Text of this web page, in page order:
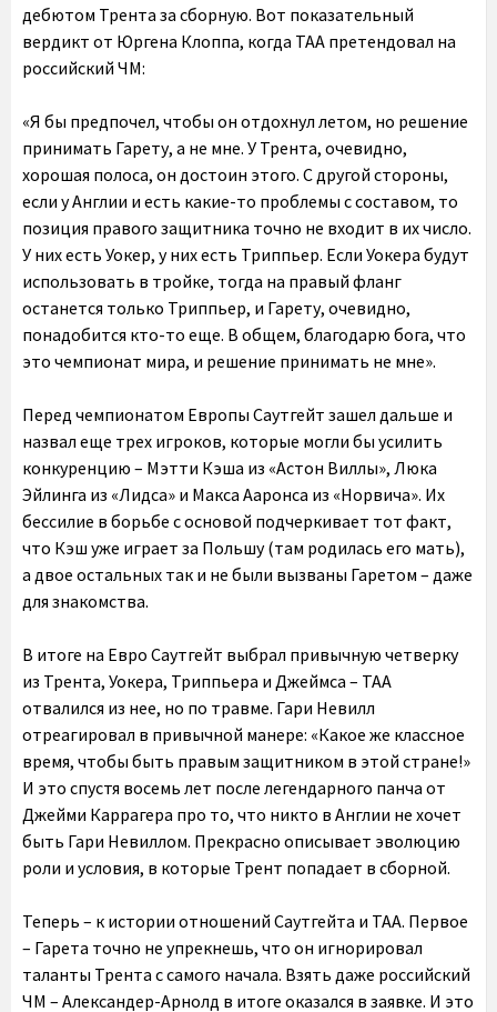
дебютом Трента за сборную. Вот показательный
вердикт от Юргена Клоппа, когда ТАА претендовал на
российский ЧМ:
«Я бы предпочел, чтобы он отдохнул летом, но решение
принимать Гарету, а не мне. У Трента, очевидно,
хорошая полоса, он достоин этого. С другой стороны,
если у Англии и есть какие-то проблемы с составом, то
позиция правого защитника точно не входит в их число.
У них есть Уокер, у них есть Триппьер. Если Уокера будут
использовать в тройке, тогда на правый фланг
останется только Триппьер, и Гарету, очевидно,
понадобится кто-то еще. В общем, благодарю бога, что
это чемпионат мира, и решение принимать не мне».
Перед чемпионатом Европы Саутгейт зашел дальше и
назвал еще трех игроков, которые могли бы усилить
конкуренцию – Мэтти Кэша из «Астон Виллы», Люка
Эйлинга из «Лидса» и Макса Ааронса из «Норвича». Их
бессилие в борьбе с основой подчеркивает тот факт,
что Кэш уже играет за Польшу (там родилась его мать),
а двое остальных так и не были вызваны Гаретом – даже
для знакомства.
В итоге на Евро Саутгейт выбрал привычную четверку
из Трента, Уокера, Триппьера и Джеймса – ТАА
отвалился из нее, но по травме. Гари Невилл
отреагировал в привычной манере: «Какое же классное
время, чтобы быть правым защитником в этой стране!»
И это спустя восемь лет после легендарного панча от
Джейми Каррагера про то, что никто в Англии не хочет
быть Гари Невиллом. Прекрасно описывает эволюцию
роли и условия, в которые Трент попадает в сборной.
Теперь – к истории отношений Саутгейта и ТАА. Первое
– Гарета точно не упрекнешь, что он игнорировал
таланты Трента с самого начала. Взять даже российский
ЧМ – Александер-Арнолд в итоге оказался в заявке. И это